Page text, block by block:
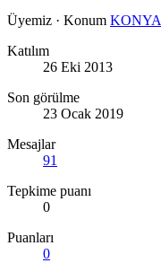
Üyemiz · Konum KONYA
Katılım
26 Eki 2013
Son görülme
23 Ocak 2019
Mesajlar
91
Tepkime puanı
0
Puanları
0